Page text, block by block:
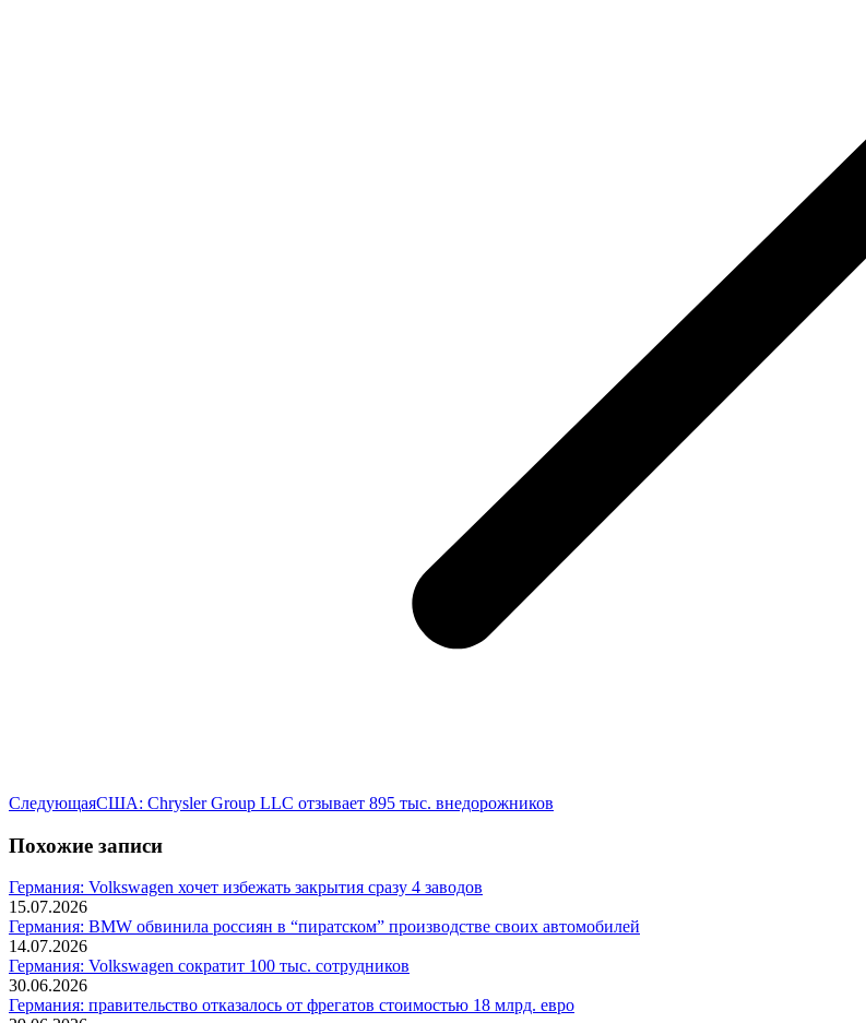
СледующаяСледующая
США: Chrysler Group LLC отзывает 895 тыс. внедорожников
Похожие записи
Германия: Volkswagen хочет избежать закрытия сразу 4 заводов
15.07.2026
Германия: BMW обвинила россиян в “пиратском” производстве своих автомобилей
14.07.2026
Германия: Volkswagen сократит 100 тыс. сотрудников
30.06.2026
Германия: правительство отказалось от фрегатов стоимостью 18 млрд. евро